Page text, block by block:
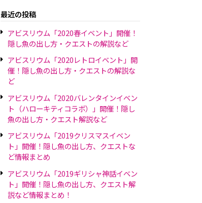
最近の投稿
アビスリウム「2020春イベント」開催！
隠し魚の出し方・クエストの解説など
アビスリウム「2020レトロイベント」開
催！隠し魚の出し方・クエストの解説な
ど
アビスリウム「2020バレンタインイベン
ト（ハローキティコラボ）」開催！隠し
魚の出し方・クエスト解説など
アビスリウム「2019クリスマスイベン
ト」開催！隠し魚の出し方、クエストな
ど情報まとめ
アビスリウム「2019ギリシャ神話イベン
ト」開催！隠し魚の出し方、クエスト解
説など情報まとめ！